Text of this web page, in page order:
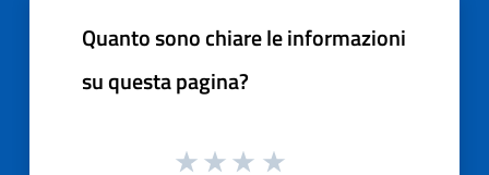
Quanto sono chiare le informazioni
su questa pagina?